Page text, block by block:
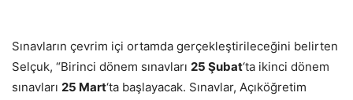
Sınavların çevrim içi ortamda gerçekleştirileceğini belirten
Selçuk, “Birinci dönem sınavları 25 Şubat‘ta ikinci dönem
sınavları 25 Mart‘ta başlayacak. Sınavlar, Açıköğretim